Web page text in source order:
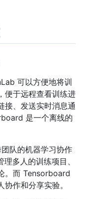
可以方便地将训
便于远程查看训练进
接、发送实时消息通
是一个离线的
队的机器学习协作
多人的训练项目、
。而 Tensorboard
作和分享实验。